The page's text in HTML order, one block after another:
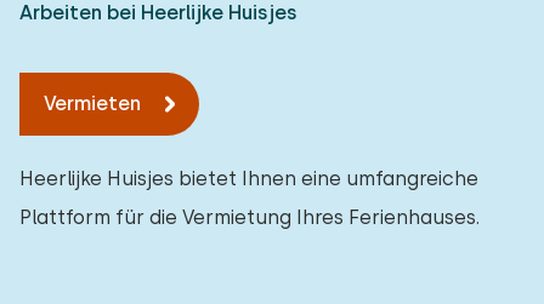
Arbeiten bei Heerlijke Huisjes
Vermieten
Heerlijke Huisjes bietet Ihnen eine umfangreiche
Plattform für die Vermietung Ihres Ferienhauses.